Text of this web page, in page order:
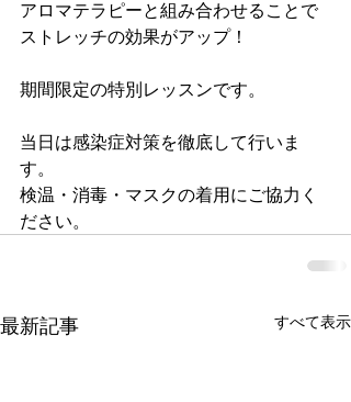
アロマテラピーと組み合わせることで
ストレッチの効果がアップ！
期間限定の特別レッスンです。
当日は感染症対策を徹底して行いま
す。
検温・消毒・マスクの着用にご協力く
ださい。
最新記事 すべて表示